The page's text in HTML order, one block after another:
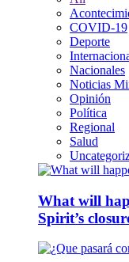
COVID-19
Deporte
Nacionales
Noticias
Opinión
Política
Regional
Salud
What will
Spirit’s